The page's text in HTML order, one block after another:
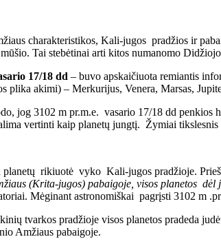
charakteristikos, Kali-jugos pradžios ir
Tai stebėtinai arti kitos numanomo
17/18 dd – buvo apskaičiuota remiantis
plika akimi) – Merkurijus, Venera, Marsas,
jog 3102 m pr.m.e. vasario 17/18 dd
vertinti kaip planetų jungtį. Žymiai tikslesnis
planetų rikiuotė vyko Kali-jugos pradžioje.
(Krita-jugos) pabaigoje, visos planetos dėl
Mėginant astronomiškai pagrįsti 3102 m
tvarkos pradžioje visos planetos pradeda
Amžiaus pabaigoje.